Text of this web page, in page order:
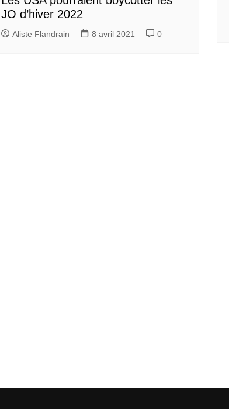
JO d’hiver 2022
Aliste Flandrain 8 avril 2021 0